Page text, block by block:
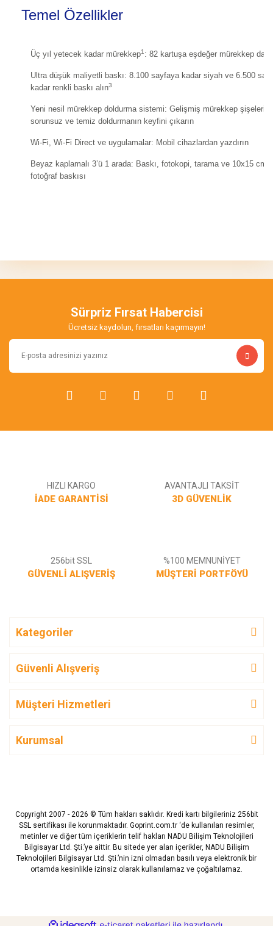
Temel Özellikler
Üç yıl yetecek kadar mürekkep1 : 82 kartuşa eşdeğer mürekkep
Ultra düşük maliyetli baskı: 8.100 sayfaya kadar siyah ve 6.500
kadar renkli baskı alın3
Yeni nesil mürekkep doldurma sistemi: Gelişmiş mürekkep
sorunsuz ve temiz doldurmanın keyfini çıkarın
Wi-Fi, Wi-Fi Direct ve uygulamalar: Mobil cihazlardan yazdırın
Beyaz kaplamalı 3’ü 1 arada: Baskı, fotokopi, tarama ve 10x15 cm
fotoğraf baskısı
Yorum Yaz
Ürün bilgilerinde hatalar bulunuyor.
Ürün fiyatı diğer sitelerden daha pahalı.
Bu ürüne benzer farklı alternatifler olmalı.
Sürpriz Fırsat Habercisi
Ücretsiz kaydolun, fırsatları kaçırmayın!
HIZLI KARGO
İADE GARANTİSİ
AVANTAJLI TAKSİT
3D GÜVENLİK
256bit SSL
GÜVENLİ ALIŞVERİŞ
%100 MEMNUNİYET
MÜŞTERİ PORTFÖYÜ
Kategoriler
Güvenli Alışveriş
Müşteri Hizmetleri
Kurumsal
Copyright 2007 - 2026 © Tüm hakları saklıdır. Kredi kartı bilgileriniz 256bit
SSL sertifikası ile korunmaktadır. Goprint.com.tr ‘de kullanılan resimler,
metinler ve diğer tüm içeriklerin telif hakları NADU Bilişim Teknolojileri
Bilgisayar Ltd. Şti.’ye aittir. Bu sitede yer alan içerikler, NADU Bilişim
Teknolojileri Bilgisayar Ltd. Şti.’nin izni olmadan basılı veya elektronik bir
ortamda kesinlikle izinsiz olarak kullanılamaz ve çoğaltılamaz.